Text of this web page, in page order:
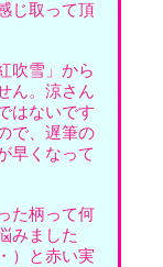
じ取って頂
吹雪」から
ん。涼さん
はないです
で、遅筆の
早くなって
た柄って何
みました
）と赤い実